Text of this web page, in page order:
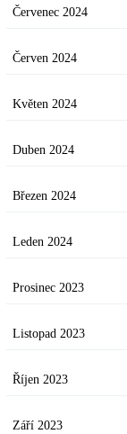
Červenec 2024
Červen 2024
Květen 2024
Duben 2024
Březen 2024
Leden 2024
Prosinec 2023
Listopad 2023
Říjen 2023
Září 2023